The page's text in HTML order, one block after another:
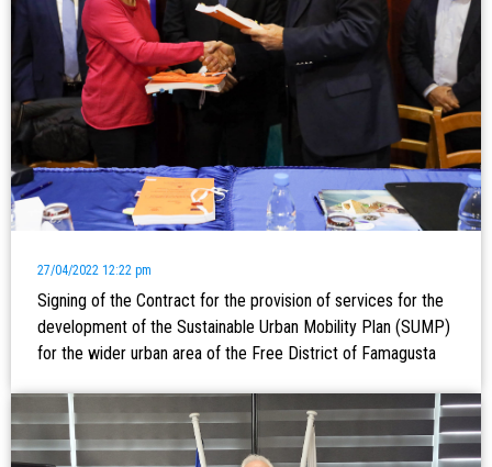
27/04/2022 12:22 pm
Signing of the Contract for the provision of services for the
development of the Sustainable Urban Mobility Plan (SUMP)
for the wider urban area of the Free District of Famagusta